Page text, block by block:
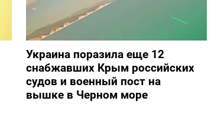
Украина поразила еще 12
снабжавших Крым российских
судов и военный пост на
вышке в Черном море